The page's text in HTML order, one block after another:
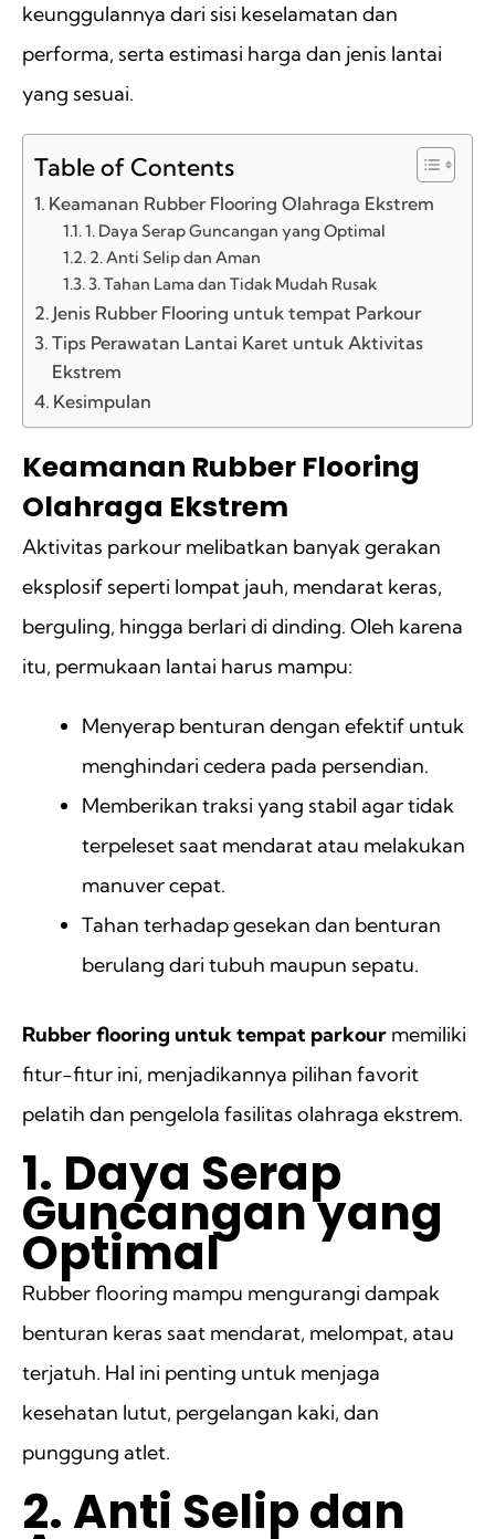
keunggulannya dari sisi keselamatan dan
performa, serta estimasi harga dan jenis lantai
yang sesuai.
Table of Contents
Keamanan Rubber Flooring Olahraga Ekstrem
1. Daya Serap Guncangan yang Optimal
2. Anti Selip dan Aman
3. Tahan Lama dan Tidak Mudah Rusak
Jenis Rubber Flooring untuk tempat Parkour
Tips Perawatan Lantai Karet untuk Aktivitas
Ekstrem
Kesimpulan
Keamanan Rubber Flooring
Olahraga Ekstrem
Aktivitas parkour melibatkan banyak gerakan
eksplosif seperti lompat jauh, mendarat keras,
berguling, hingga berlari di dinding. Oleh karena
itu, permukaan lantai harus mampu:
Menyerap benturan dengan efektif untuk
menghindari cedera pada persendian.
Memberikan traksi yang stabil agar tidak
terpeleset saat mendarat atau melakukan
manuver cepat.
Tahan terhadap gesekan dan benturan
berulang dari tubuh maupun sepatu.
Rubber flooring untuk tempat parkour memiliki
fitur-fitur ini, menjadikannya pilihan favorit
pelatih dan pengelola fasilitas olahraga ekstrem.
1. Daya Serap
Guncangan yang
Optimal
Rubber flooring mampu mengurangi dampak
benturan keras saat mendarat, melompat, atau
terjatuh. Hal ini penting untuk menjaga
kesehatan lutut, pergelangan kaki, dan
punggung atlet.
2. Anti Selip dan